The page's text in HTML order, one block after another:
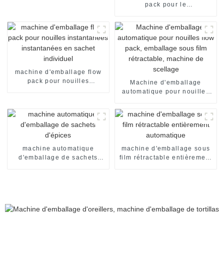
pack pour le
boulangerie, l'emballage de
bonbons, le scellage et le
conditionnement
alimentaire.
machine d'emballage flow
pack pour nouilles
Machine d'emballage
automatique pour nouilles
film rétractable, machine de
scellage
machine automatique
d'emballage de sachets
machine d'emballage sous
film rétractable entièrement